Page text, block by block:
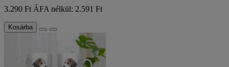
3.290 Ft ÁFA nélkül: 2.591 Ft
Kosárba